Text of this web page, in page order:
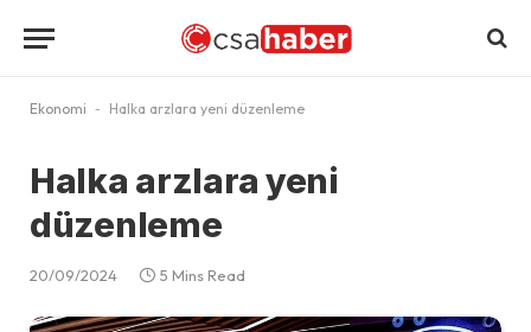
Ekonomi - Halka arzlara yeni düzenleme
Halka arzlara yeni
düzenleme
20/09/2024 5 Mins Read